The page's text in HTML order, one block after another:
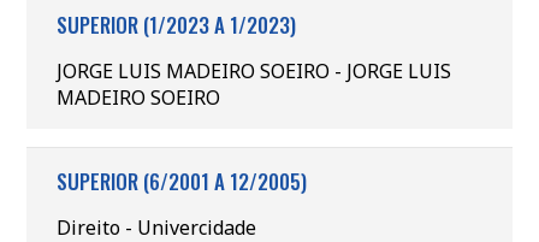
SUPERIOR (1/2023 A 1/2023)
JORGE LUIS MADEIRO SOEIRO - JORGE LUIS
MADEIRO SOEIRO
SUPERIOR (6/2001 A 12/2005)
Direito - Univercidade